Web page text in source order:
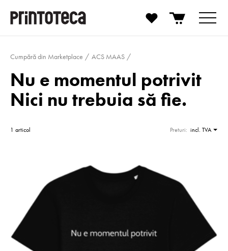
Cumpără din Marketplace ACS MAAS
Nu e momentul potrivit
Nici nu trebuia să fie.
1 articol Preturi: incl. TVA